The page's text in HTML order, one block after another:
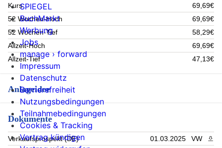
Kurs
69,69€
52 Wochen-Hoch
69,69€
52 Wochen-Tief
58,29€
Allzeit-Hoch
69,69€
Allzeit-Tief
47,13€
Anlageidee
Dokumente
Verkaufsprospekt (DE) 01.03.2025 VW
SPIEGEL
BuchMarkt
Werbung
Jobs
manage › forward
Impressum
Datenschutz
Barrierefreiheit
Nutzungsbedingungen
Teilnahmebedingungen
Cookies & Tracking
Vertrag kündigen